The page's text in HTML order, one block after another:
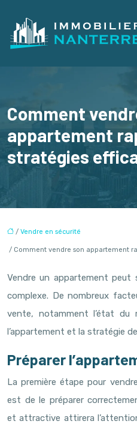
Comment
appartement
stratégies
/ Vendre en sécurité
/ Comment vendre son appartement
Vendre un appartement peut
complexe. De nombreux
vente, notamment l’état du
l’appartement et la stratégie
Préparer
La première étape pour
est de le préparer
et attractive attirera